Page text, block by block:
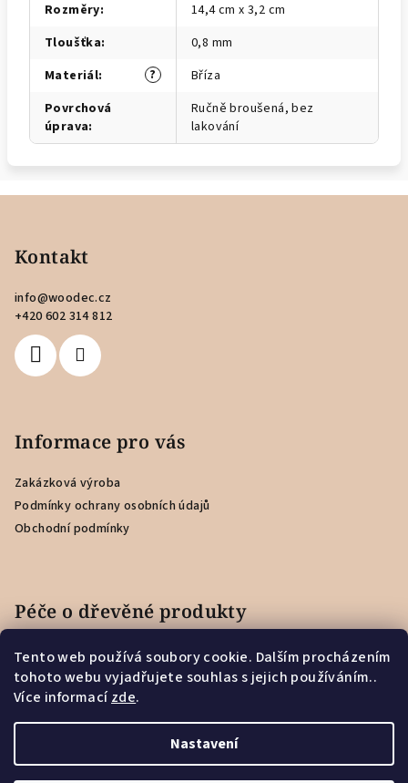
Tento web používá soubory cookie. Dalším procházením
tohoto webu vyjadřujete souhlas s jejich používáním..
Více informacízde.
Nastavení
Rozměry:
14,4 cm x 3,2 cm
Tloušťka:
0,8 mm
?
Materiál:
Bříza
Povrchová
úprava:
Ručně broušená, bez
lakování
Kontakt
info@woodec.cz
+420 602 314 812
Informace pro vás
Zakázková výroba
Podmínky ochrany osobních údajů
Obchodní podmínky
Péče o dřevěné produkty
Jak se starat o dřevěnou záložku?
Jak se starat o Feedbacker?